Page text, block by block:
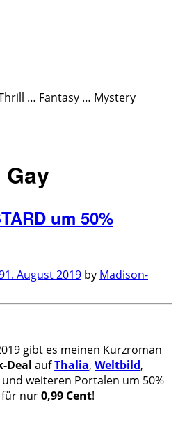
… Fantasy … Mystery
Gay
um 50%
1. August 2019 by Madison-
gibt es meinen Kurzroman
Deal aufThalia, Weltbild,
und weiteren Portalen um 50%
nur0,99 Cent!